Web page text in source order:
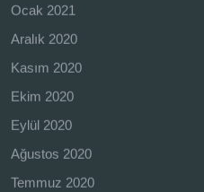
Ocak 2021
Aralık 2020
Kasım 2020
Ekim 2020
Eylül 2020
Ağustos 2020
Temmuz 2020